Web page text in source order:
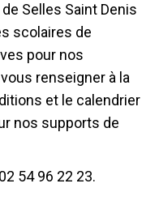
Selles Saint Denis
scolaires de
pour nos
renseigner à la
et le calendrier
nos supports de
54 96 22 23.